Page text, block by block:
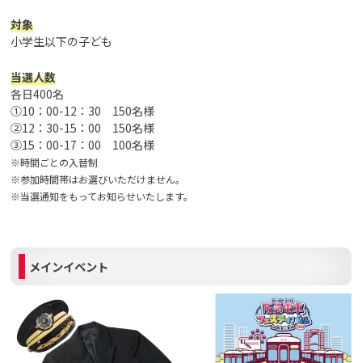
対象
小学生以下の子ども
当選人数
各日400名
①10：00-12：30 150名様
②12：30-15：00 150名様
③15：00-17：00 100名様
※時間ごとの入替制
※参加時間帯はお選びいただけません。
※当選通知をもってお知らせいたします。
メインイベント